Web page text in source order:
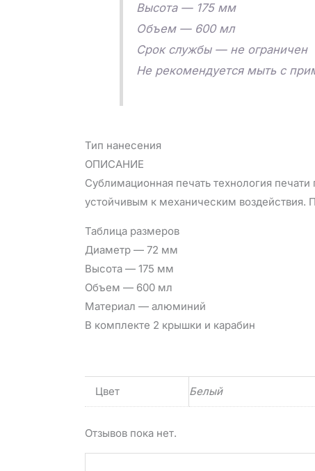
Высота — 175 мм
Объем — 600 мл
Срок службы — не ограничен
Не рекомендуется мыть с
Тип нанесения
ОПИСАНИЕ
Сублимационная печать технология
устойчивым к механическим воздействия.
Таблица размеров
Диаметр — 72 мм
Высота — 175 мм
Объем — 600 мл
Материал — алюминий
В комплекте 2 крышки и карабин
Цвет Белый
Отзывов пока нет.